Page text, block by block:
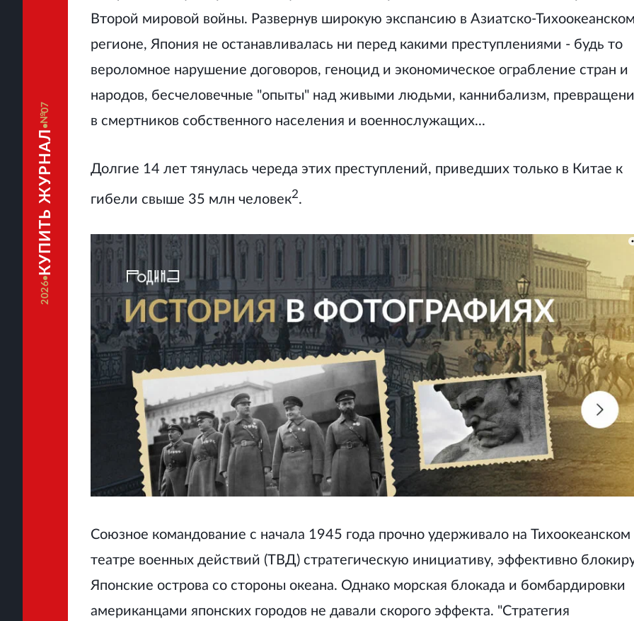
2026
КУПИТЬ ЖУРНАЛ
07
Второй мировой войны. Развернув широкую экспансию в Азиатско-
регионе, Япония не останавливалась ни перед какими преступлениями - будь то
вероломное нарушение договоров, геноцид и экономическое ограбление стран и
народов, бесчеловечные "опыты" над живыми людьми, каннибализм,
в смертников собственного населения и военнослужащих...
Долгие 14 лет тянулась череда этих преступлений, приведших только в Китае к
гибели свыше 35 млн человек2.
Союзное командование с начала 1945 года прочно удерживало на Тихоокеанском
театре военных действий (ТВД) стратегическую инициативу, эффективно
Японские острова со стороны океана. Однако морская блокада и бомбардировки
американцами японских городов не давали скорого эффекта. "Стратегия